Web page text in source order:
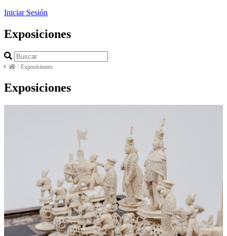
Iniciar Sesión
Exposiciones
/ Exposiciones
Exposiciones